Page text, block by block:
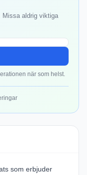
Missa aldrig viktiga
när som helst.
som erbjuder